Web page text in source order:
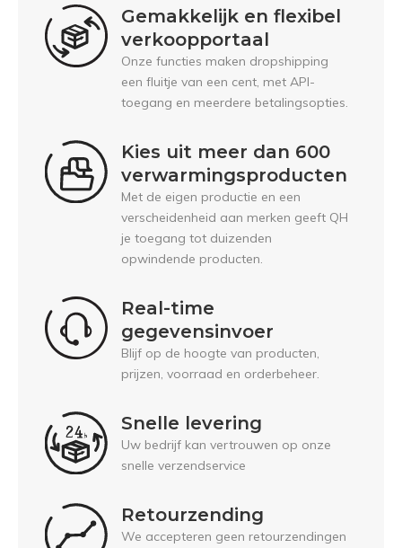
Gemakkelijk en flexibel
verkoopportaal
Onze functies maken dropshipping
een fluitje van een cent, met API-
toegang en meerdere betalingsopties.
Kies uit meer dan 600
verwarmingsproducten
Met de eigen productie en een
verscheidenheid aan merken geeft QH
je toegang tot duizenden
opwindende producten.
Real-time
gegevensinvoer
Blijf op de hoogte van producten,
prijzen, voorraad en orderbeheer.
Snelle levering
Uw bedrijf kan vertrouwen op onze
snelle verzendservice
Retourzending
We accepteren geen retourzendingen